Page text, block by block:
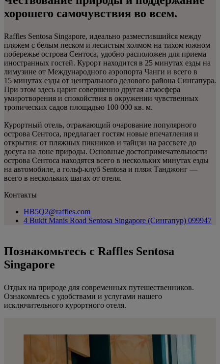
хорошего самочувствия во всем.
Raffles Sentosa Singapore, идеально разместившийся между
пляжем с белым песком и лесистым холмом на тихом южном
побережье острова Сентоса, удобно расположен для приема
иностранных гостей. Курорт находится в 25 минутах езды на
лимузине от Международного аэропорта Чанги и всего в
15 минутах езды от центрального делового района Сингапура.
При этом здесь царит совершенно другая атмосфера
умиротворения и спокойствия в окружении чувственных
тропических садов площадью 100 000 кв. м.
Курортный отель, отражающий очарование популярного
острова Сентоса, предлагает гостям новые впечатления и
открытия: от пляжных пикников и тайцзи на рассвете до
досуга на лоне природы. Основные достопримечательности
острова Сентоса находятся всего в нескольких минутах езды
на автомобиле, а гольф-клуб Sentosa и пляж Танджонг —
всего в нескольких шагах от отеля.
Контакты
HB5Q2@raffles.com
4 Bukit Manis Road Sentosa Singapore (Сингапур) 099947
Познакомьтесь с Raffles Sentosa
Singapore
Отдых на природе для современных путешественников.
Ознакомьтесь с удобствами и услугами нашего
исключительного курортного отеля.